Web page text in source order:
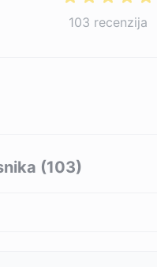
103 recenzija
(103)